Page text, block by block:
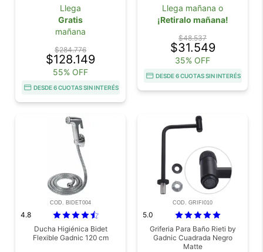
Llega
Gratis
mañana
$284.776
$128.149
55% OFF
DESDE 6 CUOTAS SIN INTERÉS
Llega mañana o
¡Retiralo mañana!
$48.537
$31.549
35% OFF
DESDE 6 CUOTAS SIN INTERÉS
COD. BIDET004
4.8
Ducha Higiénica Bidet
Flexible Gadnic 120 cm
COD. GRIFI010
5.0
Griferia Para Baño Rieti by
Gadnic Cuadrada Negro
Matte